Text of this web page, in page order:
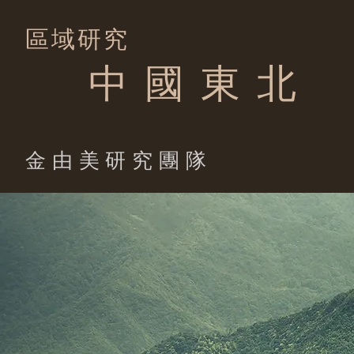
區域研究
中 國 東 北
​金由美研究團隊